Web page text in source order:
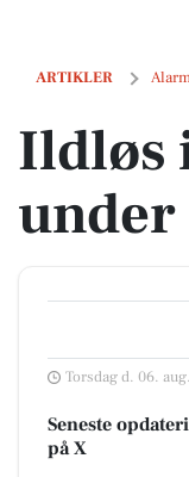
ARTIKLER
Ildløs i mødding
Ildløs
Torsdag d. 06.
Seneste
på X